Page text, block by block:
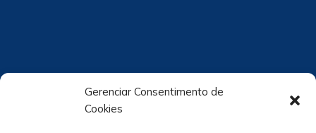
Gerenciar Consentimento de
Cookies